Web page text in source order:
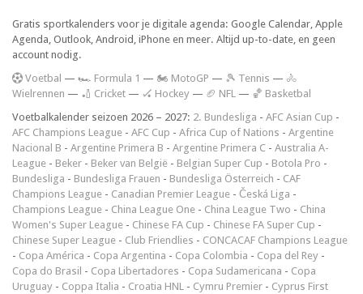
Gratis sportkalenders voor je digitale agenda: Google Calendar, Apple
Agenda, Outlook, Android, iPhone en meer. Altijd up-to-date, en geen
account nodig.
Voetbal — 🏎️ Formula 1 — 🏍 MotoGP — 🎾 Tennis — 🚴
Wielrennen — 🏏 Cricket — 🏑 Hockey — 🏈 NFL — 🏀 Basketbal
Voetbalkalender seizoen 2026 – 2027: 2. Bundesliga - AFC Asian Cup -
AFC Champions League - AFC Cup - Africa Cup of Nations - Argentine
Nacional B - Argentine Primera B - Argentine Primera C - Australia A-
League - Beker - Beker van België - Belgian Super Cup - Botola Pro -
Bundesliga - Bundesliga Frauen - Bundesliga Österreich - CAF
Champions League - Canadian Premier League - Česká Liga -
Champions League - China League One - China League Two - China
Women's Super League - Chinese FA Cup - Chinese FA Super Cup -
Chinese Super League - Club Friendlies - CONCACAF Champions League
- Copa América - Copa Argentina - Copa Colombia - Copa del Rey -
Copa do Brasil - Copa Libertadores - Copa Sudamericana - Copa
Uruguay - Coppa Italia - Croatia HNL - Cymru Premier - Cyprus First